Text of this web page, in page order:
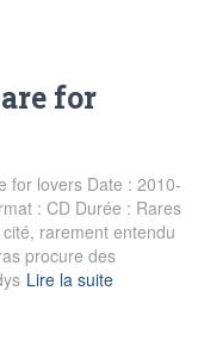
for
for lovers Date : 2010-
: CD Durée : Rares
rarement entendu
procure des
Lire la suite